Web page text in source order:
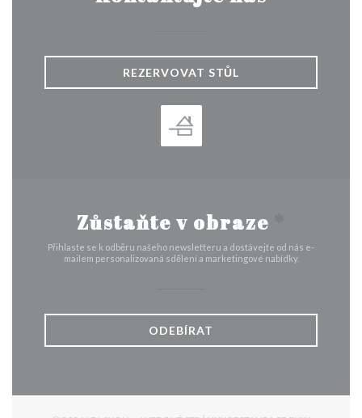
REZERVOVAT STŮL
Zůstaňte v obraze
Přihlaste se k odběru našeho newsletteru a dostávejte od nás e-
mailem personalizovaná sdělení a marketingové nabídky.
ODEBÍRAT